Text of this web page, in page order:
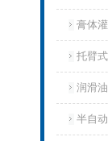
膏体
托臂
润滑
半自